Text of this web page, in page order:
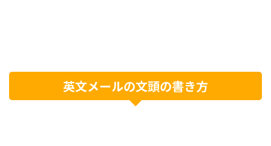
英文メールの文頭の書き方